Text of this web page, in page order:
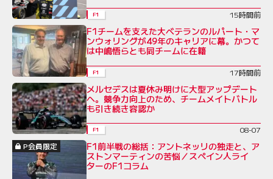
F1 15時間前
F1チームを支えた大ベテランのルパート・マ
ンウォリングが49年のキャリアに幕。かつて
は中嶋悟らとも同チームに在籍
F1 17時間前
メルセデスは夏休み明けに大型アップデート
へ。競争力向上のため、チームメイトバトル
も引き続き容認か
F1
08-07
P会員限定
F1前半戦の総括：アントネッリの独走と、ア
ストンマーティンの苦悩／スペイン人ライ
ターのF1コラム